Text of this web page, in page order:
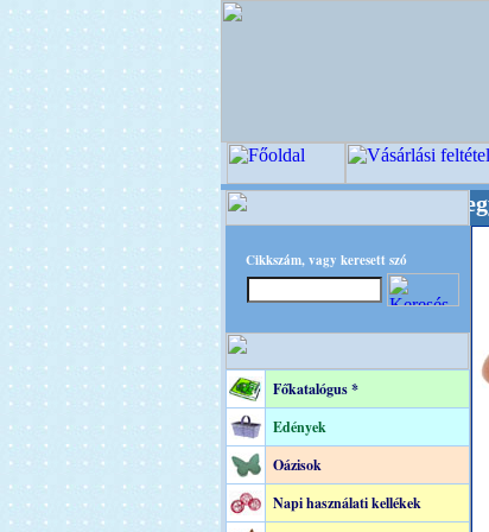
Cikkszám, vagy keresett szó
Főkatalógus *
Edények
Oázisok
Napi használati kellékek
Virágkötészeti-, Esküvői-, Kegyeleti-